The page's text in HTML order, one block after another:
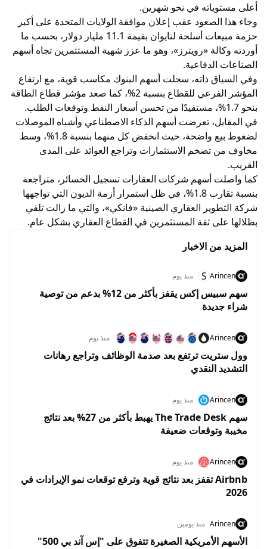
أعلى مستوياته في نحو شهرين.
وجاء هذا الصعود عقب إعلان موافقة الولايات المتحدة على أكبر
حزمة مبيعات أسلحة لتايوان بقيمة 11.1 مليار دولار، بحسب ما
أوردته وكالة «رويترز»، وهو ما عزز شهية المستثمرين تجاه أسهم
الصناعات الدفاعية.
وفي السياق ذاته، سجلت أسهم البنوك مكاسب قوية، مع ارتفاع
المؤشر الفرعي للقطاع بنسبة 2%، كما صعد مؤشر قطاع الطاقة
بنحو 1.7%، مستفيدًا من تحسن أسعار النفط وتوقعات الطلب.
في المقابل، تعرضت أسهم الذكاء الاصطناعي وأشباه الموصلات
لضغوط بيع واضحة، حيث انخفض كل منهما بنسبة 1.8%، وسط
مخاوف من تضخم الاستثمارات وتراجع العوائد على المدى
القريب.
كما واصلت أسهم شركات العقارات تسجيل الخسائر، متراجعة
بنسبة تقارب 1.8%، في ظل استمرار أزمة الديون التي تواجهها
شركة التطوير العقاري الصينية «فانكي»، والتي ما زالت تلقي
بظلالها على ثقة المستثمرين في القطاع العقاري بشكل عام.
المزيد من الاخبار
Arincen
S منذ يوم
سهم سبيس إكس يقفز بأكثر من 12% بدعم من توصية
شراء جديدة
Arincen منذ يوم
وول ستريت ترتفع بعد صدمة الوظائف وتراجع رهانات
التشديد النقدي
Arincen منذ يوم
سهم The Trade Desk يهبط بأكثر من 27% بعد نتائج
مخيبة وتوقعات ضعيفة
Arincen منذ يوم
Airbnb تقفز بعد نتائج قوية وترفع توقعات نمو الإيرادات في
2026
Arincen منذ يومين
الأسهم الأمريكية الصغيرة تتفوق على "إس آند بي 500"